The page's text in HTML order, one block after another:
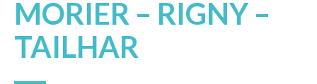
MORIER – RIGNY –
TAILHAR